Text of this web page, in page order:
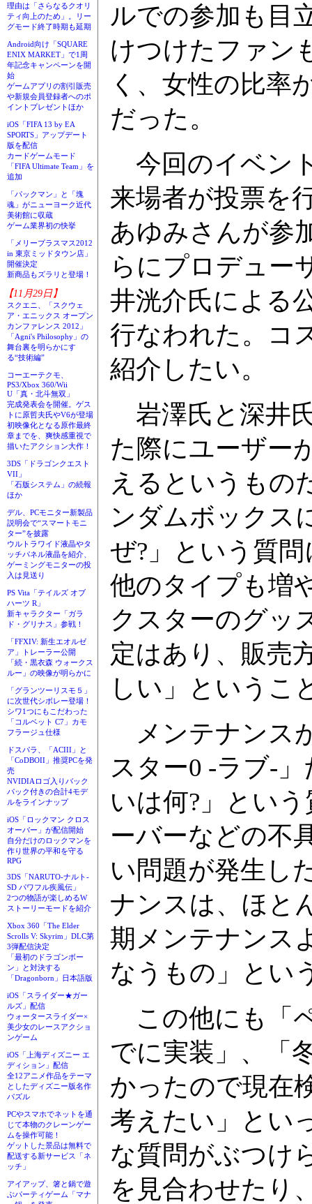
理由は「さらなるクオリ
ティ向上のため」。リー
グモード終了時期も延期
Android向け「SQUARE
ENIX MARKET」で1周
年記念キャンペーンを開
始
ゲームアプリの割引販売
や新規会員登録者へのポ
イントプレゼントほか
iOS「FIFA 13 by EA
SPORTS」アップデート
版を配信
カードゲームモード
「FIFA Ultimate Team」を
追加
「パックマン」と「塊
魂」がニューヨーク近代
美術館に収蔵
ゲーム業界初の快挙
「メリープラスマス2012
in 東京ミッドタウン店」
開催決定
新商品もズラリと登場！
【11月29日】
スクエニ、「スクウェ
ア・エニックス オープン
カンファレンス 2012」
「Agni's Philosophy」の
舞台裏を明らかにす
る“技術編”
コーエーテクモ、
PS3/Xbox 360/Wii
U「真・北斗無双」
完成発表会を開催。ゲス
トに原哲夫氏やV6が登場
初映像化となる原作最終
章までを、爽快感重視で
描いたアクション大作！
3DS「ドラゴンクエスト
VII」
「石版システム」の続報
ほか
デル、PCモニター新製品
説明会で“スマートモニ
ター”を披露
ウルトラワイド液晶やタ
ッチパネル液晶を紹介、
ゲーミングモニターの投
入は見送り
PS Vita「テイルズ オブ
ハーツ R」
新キャラクター「ガラ
ド・グリナス」参戦！
「FFXIV: 新生エオルゼ
ア」トレーラー公開
「続・黒衣森 ウォークス
ルー」の映像が明らかに
「グランツーリスモ５」
に次世代シボレー登場！
シワ1つにもこだわった
「コルベット C7」カモ
フラージュ仕様
ドスパラ、「ACIII」と
「CoDBOII」推奨PCを発
売
NVIDIAロゴ入りバック
パック付きの合計4モデ
ルをラインナップ
iOS「ロックマン クロス
オーバー」が配信開始
自分だけのロックマンを
作り世界の平和を守る
RPG
3DS「NARUTO-ナルト-
SD パワフル疾風伝」
2つの物語が楽しめるW
ストーリーモードを紹介
Xbox 360「The Elder
Scrolls V: Skyrim」DLC第
3弾配信決定
「最初のドラゴンボー
ン」と対決する
「Dragonborn」日本語版
iOS「スライダー★ガー
ルズ」配信
ウォータースライダー×
美少女のレースアクショ
ンゲーム
iOS「上海ディズニー エ
ディション」配信
全12アニメ作品をテーマ
としたディズニー版名作
パズル
PCやスマホでネットを通
じて本物のクレーンゲー
ムを操作可能！
ゲットした景品は無料で
配送する新サービス「ネ
ッチ」
アイアップ、箸と鍋で遊
ぶパーティゲーム「マナ
ルでの参加も目
けつけたファン
く、女性の比率
だった。
今回のイベン
来場者が投票を
あゆみさんが参
らにプロデュー
井洸介氏による
行なわれた。コ
紹介したい。
岩澤氏と深井
た際にユーザー
えるというもの
ンダムボックス
ぜ?」という質
他のタイプも増
クスターのグッ
定はあり、販売
しい」というこ
メンテナンス
スター0 -ラブ-
いは何?」とい
ーバーなどの不
い問題が発生し
ナンスは、ほと
期メンテナンス
なうもの」とい
この他にも「
でに実装」、「
かったので現在
考えたい」とい
な質問がぶつけ
を見合わせたり